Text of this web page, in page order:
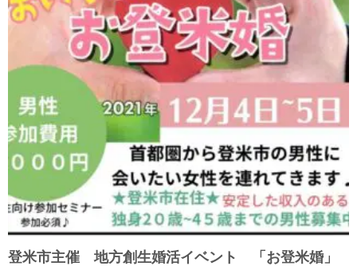
登米市主催 地方創生婚活イベント 「お登米婚」